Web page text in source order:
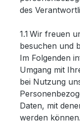
des
1.1 Wir freuen
besuchen und
Im Folgenden
Umgang mit
bei Nutzung
Daten, mit
werden können.